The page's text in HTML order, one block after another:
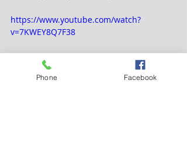
https://www.youtube.com/watch?
v=7KWEY8Q7F38
Phone Facebook